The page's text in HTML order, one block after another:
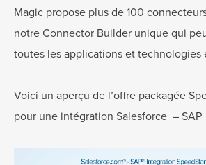
Magic propose plus de 100
notre Connector Builder unique qui
toutes les applications et technologies
Voici un aperçu de l’offre packagée
pour une intégration Salesforce – SAP